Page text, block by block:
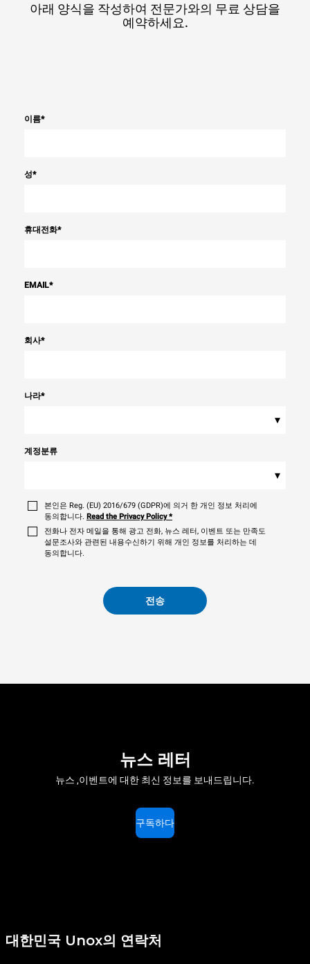
아래 양식을 작성하여 전문가와의 무료 상담을
예약하세요.
이름*
성*
휴대전화*
EMAIL*
회사*
나라*
▾
계정분류
▾
본인은 Reg. (EU) 2016/679 (GDPR)에 의거 한 개인 정보 처리에
동의합니다. Read the Privacy Policy*
전화나 전자 메일을 통해 광고 전화, 뉴스 레터, 이벤트 또는 만족도
설문조사와 관련된 내용수신하기 위해 개인 정보를 처리하는 데
동의합니다.
전송
뉴스 레터
뉴스 ,이벤트에 대한 최신 정보를 보내드립니다.
구독하다
대한민국 Unox의 연락처